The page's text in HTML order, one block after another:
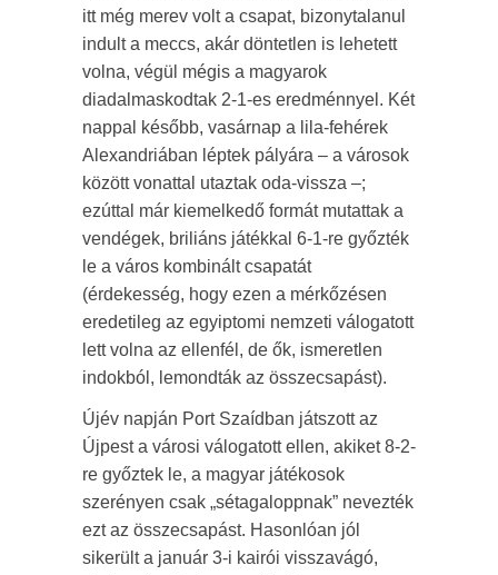
itt még merev volt a csapat, bizonytalanul
indult a meccs, akár döntetlen is lehetett
volna, végül mégis a magyarok
diadalmaskodtak 2-1-es eredménnyel. Két
nappal később, vasárnap a lila-fehérek
Alexandriában léptek pályára – a városok
között vonattal utaztak oda-vissza –;
ezúttal már kiemelkedő formát mutattak a
vendégek, briliáns játékkal 6-1-re győzték
le a város kombinált csapatát
(érdekesség, hogy ezen a mérkőzésen
eredetileg az egyiptomi nemzeti válogatott
lett volna az ellenfél, de ők, ismeretlen
indokból, lemondták az összecsapást).
Újév napján Port Szaídban játszott az
Újpest a városi válogatott ellen, akiket 8-2-
re győztek le, a magyar játékosok
szerényen csak „sétagaloppnak” nevezték
ezt az összecsapást. Hasonlóan jól
sikerült a január 3-i kairói visszavágó,